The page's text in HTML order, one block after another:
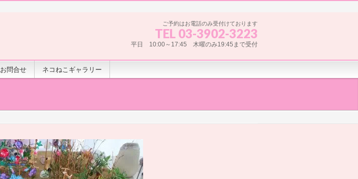
ご予約はお電話のみ受付けております
TEL 03-3902-3223
平日 10:00～17:45 木曜のみ19:45まで受付
お問合せ ネコねこギャラリー